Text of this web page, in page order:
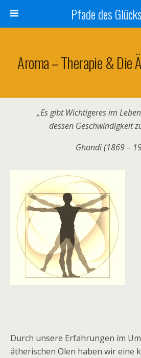
Pfade des
Aroma – Therapie & Die
„Es gibt Wichtigeres im
dessen Geschwindigkeit
Ghandi (1869 –
Durch unsere Erfahrungen im
ätherischen Ölen haben wir eine